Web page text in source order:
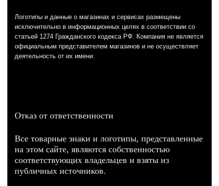
Логотипы и данные о магазинах и сервисах размещены
исключительно в информационных целях в соответствии со
статьей 1274 Гражданского кодекса РФ. Компания не является
официальным представителем магазинов и не осуществляет
деятельность от их имени.
Отказ от ответственности
Все товарные знаки и логотипы, представленные
на этом сайте, являются собственностью
соответствующих владельцев и взяты из
публичных источников.